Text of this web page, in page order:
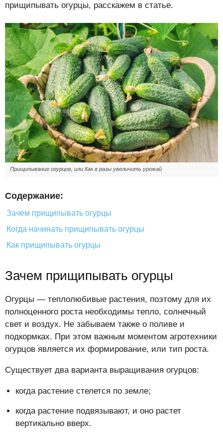
прищипывать огурцы, расскажем в статье.
Прищипывание огурцов, или Как в разы увеличить урожай
Содержание:
Зачем прищипывать огурцы
Когда начинать прищипывать огурцы
Как прищипывать огурцы
Зачем прищипывать огурцы
Огурцы — теплолюбивые растения, поэтому для их
полноценного роста необходимы тепло, солнечный
свет и воздух. Не забываем также о поливе и
подкормках. При этом важным моментом агротехники
огурцов является их формирование, или тип роста.
Существует два варианта выращивания огурцов:
когда растение стелется по земле;
когда растение подвязывают, и оно растет
вертикально вверх.